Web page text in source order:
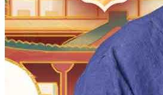
1969 1968 1967
1963
1962 1961 1960
1957
1956 1955
1950
1949 1948 1947
1944
1943 1942 1941
1937
1936 1935 1934
1931
1930 1928
1924
1923 1922